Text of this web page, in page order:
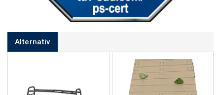
Alternativ